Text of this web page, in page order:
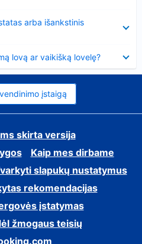
arba išankstinis
lovą ar vaikišką lovelę?
įstaigą
skirta versija
Kaip mes dirbame
slapukų nustatymus
rekomendacijas
įstatymas
žmogaus teisių